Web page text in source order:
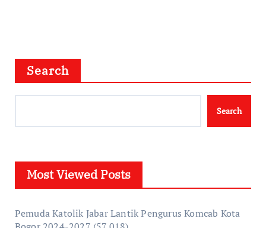
Search
Search
Most Viewed Posts
Pemuda Katolik Jabar Lantik Pengurus Komcab Kota